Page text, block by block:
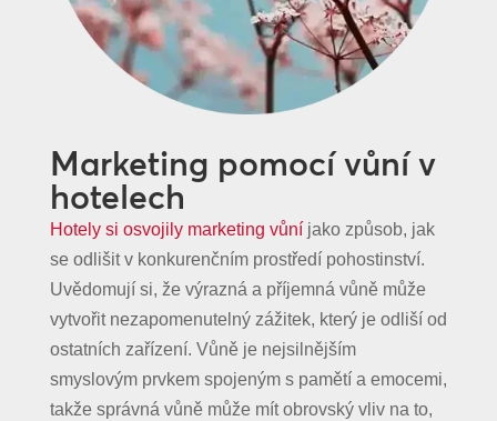
Marketing pomocí vůní v
hotelech
Hotely si osvojily marketing vůníjako způsob, jak
se odlišit v konkurenčním prostředí pohostinství.
Uvědomují si, že výrazná a příjemná vůně může
vytvořit nezapomenutelný zážitek, který je odliší od
ostatních zařízení. Vůně je nejsilnějším
smyslovým prvkem spojeným s pamětí a emocemi,
takže správná vůně může mít obrovský vliv na to,